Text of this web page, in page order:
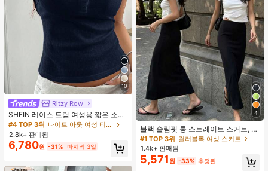
10
Ritzy Row
SHEIN 레이스 트림 여성용 짧은 소매
티셔츠, 슬림핏 여름 새 3버튼 전면 반
소매 탑
#4 TOP 3위
나이트 아웃 여성 티셔츠
2.8k+ 판매됨
6,780원 -31% 마지막 3일
4
블랙 슬림핏 롱 스트레이트 스커트, 여
성 패션 폴리에스터 캐주얼 파티 스커
트, 다용도 및 귀여운, 일상 착용에 적
합, 여름 휴가. 해변, 음악 축제 및 여름
휴가에 완벽, 90년대
#1 TOP 3위 컬러블록 여성 스커트
1.4k+ 판매됨
5,571 원 -33% 추정된